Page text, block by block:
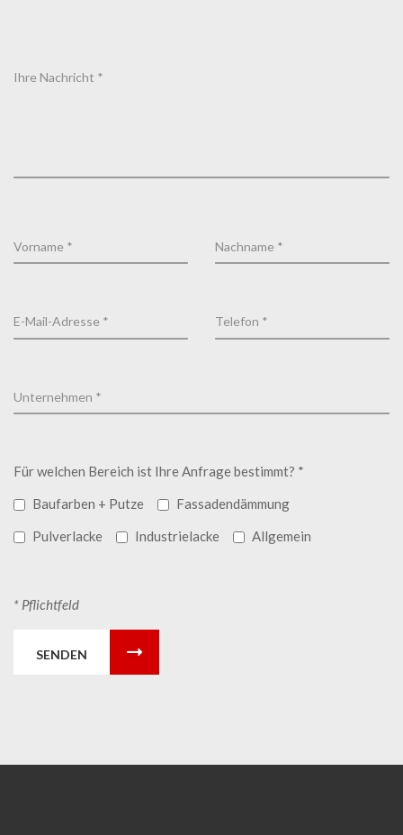
Für welchen Bereich ist Ihre Anfrage bestimmt? *
Baufarben + Putze
Fassadendämmung
Pulverlacke
Industrielacke Allgemein
* Pflichtfeld
SENDEN